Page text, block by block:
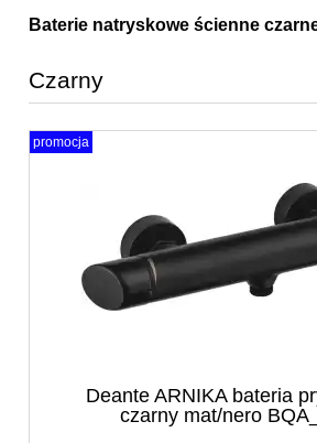
Baterie natryskowe ścienne
Czarny
Deante ARNIKA bateria
czarny mat/nero
promocja